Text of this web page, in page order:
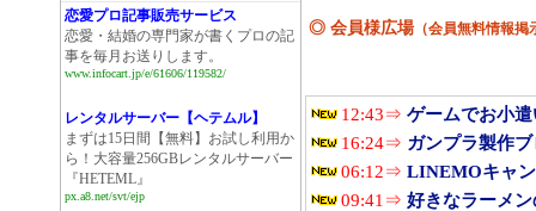
恋愛プロ記事販売サービス
恋愛・結婚の専門家が書くプロの記
事を毎月お送りします。
www.infocart.jp/e/61606/119582/
レンタルサーバー【ヘテムル】
まずは15日間【無料】お試し利用か
ら！大容量256GBレンタルサーバー
『HETEML』
px.a8.net/svt/ejp
◎ 会員様広場（会員無料情報掲
12:43⇒ ゲームでお小
16:24⇒ ガンプラ製作
06:12⇒ LINEMOキャ
09:41⇒ 好きなラーメ